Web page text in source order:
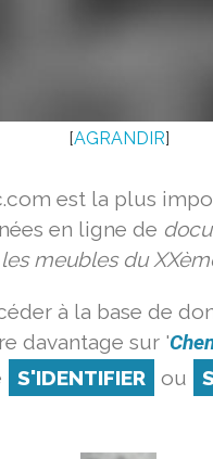
[AGRANDIR]
est la plus
en ligne de
meubles du
à la base de
davantage sur '
S'IDENTIFIER ou